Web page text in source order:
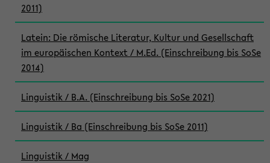
2011)
Latein: Die römische Literatur, Kultur und Gesellschaft
im europäischen Kontext / M.Ed. (Einschreibung bis SoSe
2014)
Linguistik / B.A. (Einschreibung bis SoSe 2021)
Linguistik / Ba (Einschreibung bis SoSe 2011)
Linguistik / Mag